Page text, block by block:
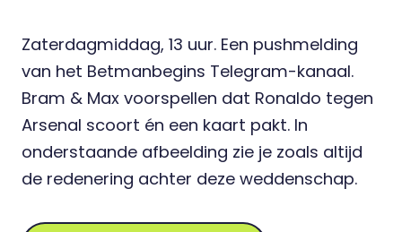
Zaterdagmiddag, 13 uur. Een pushmelding
van het Betmanbegins Telegram-kanaal.
Bram & Max voorspellen dat Ronaldo tegen
Arsenal scoort én een kaart pakt. In
onderstaande afbeelding zie je zoals altijd
de redenering achter deze weddenschap.